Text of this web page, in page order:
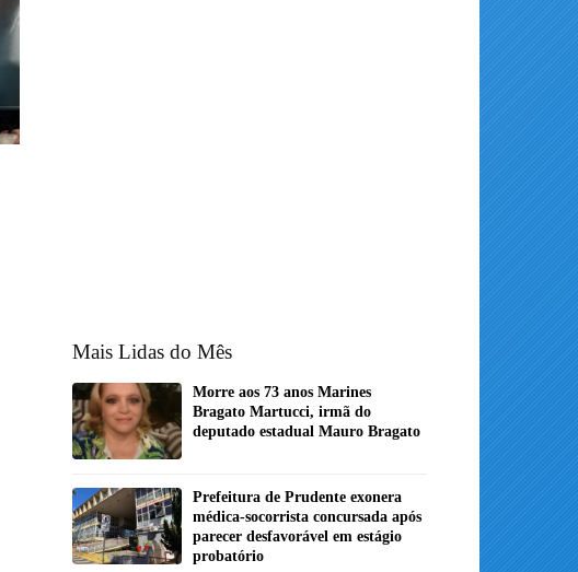
Mais Lidas do Mês
Morre aos 73 anos Marines
Bragato Martucci, irmã do
deputado estadual Mauro Bragato
Prefeitura de Prudente exonera
médica-socorrista concursada após
parecer desfavorável em estágio
probatório